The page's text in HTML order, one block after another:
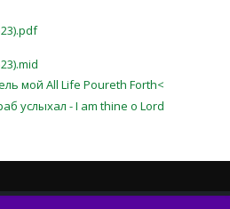
мой All Life Poureth Forth<
услыхал - I am thine o Lord